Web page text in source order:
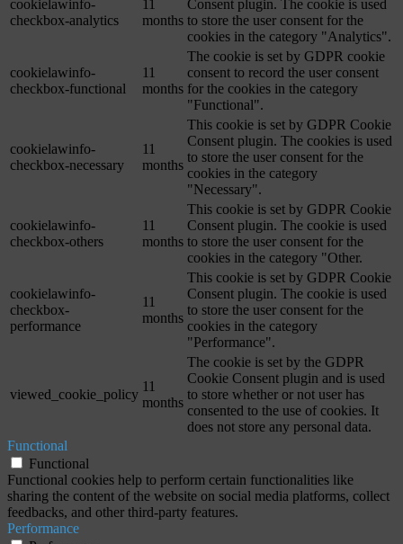
cookielawinfo-
checkbox-analytics
11
months
Consent plugin. The cookie is used
to store the user consent for the
cookies in the category "Analytics".
cookielawinfo-
checkbox-functional
11
months
The cookie is set by GDPR cookie
consent to record the user consent
for the cookies in the category
"Functional".
cookielawinfo-
checkbox-necessary
11
months
This cookie is set by GDPR Cookie
Consent plugin. The cookies is used
to store the user consent for the
cookies in the category
"Necessary".
cookielawinfo-
checkbox-others
11
months
This cookie is set by GDPR Cookie
Consent plugin. The cookie is used
to store the user consent for the
cookies in the category "Other.
cookielawinfo-
checkbox-
performance
11
months
This cookie is set by GDPR Cookie
Consent plugin. The cookie is used
to store the user consent for the
cookies in the category
"Performance".
viewed_cookie_policy
11
months
The cookie is set by the GDPR
Cookie Consent plugin and is used
to store whether or not user has
consented to the use of cookies. It
does not store any personal data.
Functional
Functional
Functional cookies help to perform certain functionalities like
sharing the content of the website on social media platforms, collect
feedbacks, and other third-party features.
Performance